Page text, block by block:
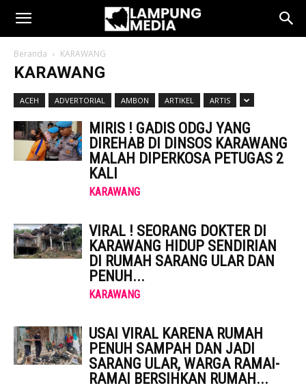
Beranda KARAWANG
KARAWANG
ACEH ADVERTORIAL AMBON ARTIKEL ARTIS
MIRIS ! GADIS ODGJ YANG
DIREHAB DI DINSOS KARAWANG
MALAH DIPERKOSA PETUGAS 2
KALI
KARAWANG
VIRAL ! SEORANG DOKTER DI
KARAWANG HIDUP SENDIRIAN
DI RUMAH SARANG ULAR DAN
PENUH...
KARAWANG
USAI VIRAL KARENA RUMAH
PENUH SAMPAH DAN JADI
SARANG ULAR, WARGA RAMAI-
RAMAI BERSIHKAN RUMAH...